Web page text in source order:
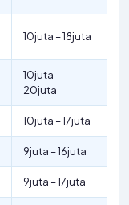
10juta – 18juta
10juta –
20juta
10juta – 17juta
9juta – 16juta
9juta – 17juta